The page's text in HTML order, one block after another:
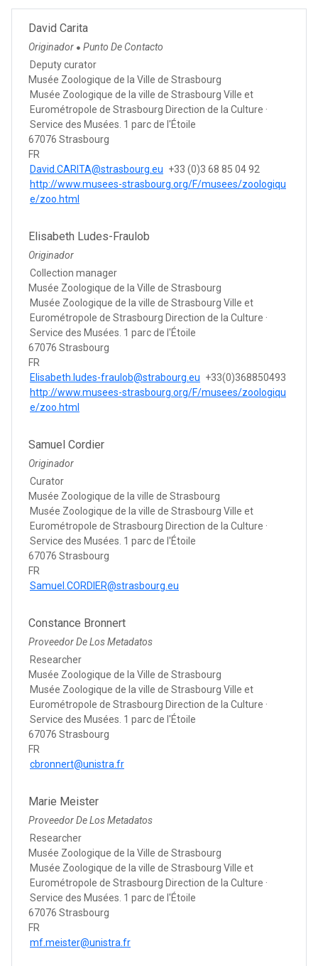
David Carita
Originador ● Punto De Contacto
Deputy curator
Musée Zoologique de la Ville de Strasbourg
Musée Zoologique de la ville de Strasbourg Ville et
Eurométropole de Strasbourg Direction de la Culture ·
Service des Musées. 1 parc de l'Étoile
67076 Strasbourg
FR
David.CARITA@strasbourg.eu +33 (0)3 68 85 04 92
http://www.musees-strasbourg.org/F/musees/zoologiqu
e/zoo.html
Elisabeth Ludes-Fraulob
Originador
Collection manager
Musée Zoologique de la Ville de Strasbourg
Musée Zoologique de la ville de Strasbourg Ville et
Eurométropole de Strasbourg Direction de la Culture ·
Service des Musées. 1 parc de l'Étoile
67076 Strasbourg
FR
Elisabeth.ludes-fraulob@strabourg.eu +33(0)368850493
http://www.musees-strasbourg.org/F/musees/zoologiqu
e/zoo.html
Samuel Cordier
Originador
Curator
Musée Zoologique de la ville de Strasbourg
Musée Zoologique de la ville de Strasbourg Ville et
Eurométropole de Strasbourg Direction de la Culture ·
Service des Musées. 1 parc de l'Étoile
67076 Strasbourg
FR
Samuel.CORDIER@strasbourg.eu
Constance Bronnert
Proveedor De Los Metadatos
Researcher
Musée Zoologique de la Ville de Strasbourg
Musée Zoologique de la ville de Strasbourg Ville et
Eurométropole de Strasbourg Direction de la Culture ·
Service des Musées. 1 parc de l'Étoile
67076 Strasbourg
FR
cbronnert@unistra.fr
Marie Meister
Proveedor De Los Metadatos
Researcher
Musée Zoologique de la Ville de Strasbourg
Musée Zoologique de la ville de Strasbourg Ville et
Eurométropole de Strasbourg Direction de la Culture ·
Service des Musées. 1 parc de l'Étoile
67076 Strasbourg
FR
mf.meister@unistra.fr